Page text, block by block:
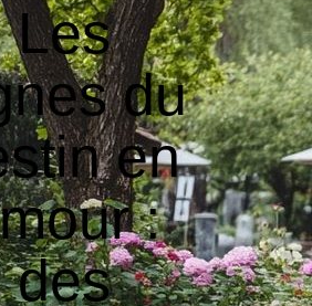
Les
du
en
:
des